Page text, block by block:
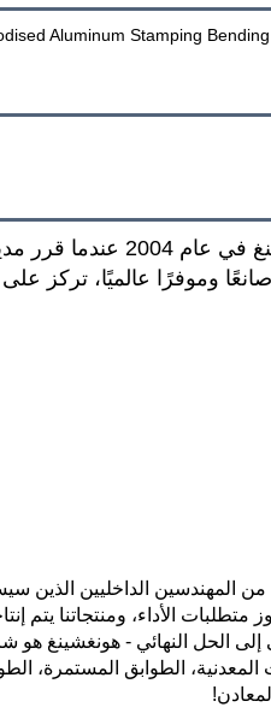
بدأت قصة
وموفرًا عالميًا، تركز على